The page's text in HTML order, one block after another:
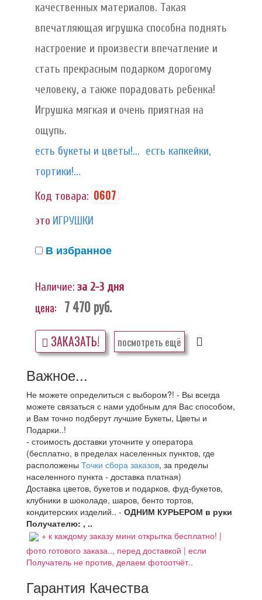
качественных материалов. Такая
впечатляющая игрушка способна поднять
настроение и произвести впечатление и
стать прекрасным подарком дорогому
человеку, а также порадовать ребенка!
Игрушка мягкая и очень приятная на
ощупь.
есть букеты и цветы!... есть капкейки,
тортики!...
Код товара: 0607
это ИГРУШКИ
В избранное
Наличие: за 2-3 дня
цена: 7 470руб.
ЗАКАЗАТЬ! посмотреть ещё
Важное...
Не можете определиться с выбором?! - Вы всегда
можете связаться с нами удобным для Вас способом,
и Вам точно подберут лучшие Букеты, Цветы и
Подарки..!
- стоимость доставки уточните у оператора
(бесплатно, в пределах населенных пунктов, где
расположены Точки сбора заказов, за пределы
населенного пункта - доставка платная)
Доставка цветов, букетов и подарков, фуд-букетов,
клубники в шоколаде, шаров, бенто тортов,
кондитерских изделий.. - ОДНИМ КУРЬЕРОМ в руки
Получателю: , ..
+ к каждому заказу мини открытка бесплатно! |
фото готового заказа.., перед доставкой | если
Получатель не против, делаем фотоотчёт..
Гарантия Качества